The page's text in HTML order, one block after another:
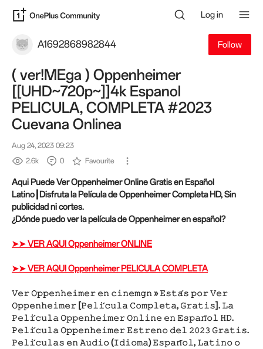
Log in
A1692868982844 Follow
( ver!MEga ) Oppenheimer
[[UHD~720p~]]4k Espanol
PELICULA, COMPLETA #2023
Cuevana Onlinea
Aug 24, 2023 09:23
2.6k
0 Favourite
Aqui Puede Ver Oppenheimer Online Gratis en Español
Latino┃Disfruta la Película de Oppenheimer Completa HD, Sin
publicidad ni cortes.
¿Dónde puedo ver la película de Oppenheimer en español?
➤➤ VER AQUI Oppenheimer ONLINE
➤➤ VER AQUI Oppenheimer PELICULA COMPLETA
𝚅𝚎𝚛 𝙾𝚙𝚙𝚎𝚗𝚑𝚎𝚒𝚖𝚎𝚛 𝚎𝚗 𝚌𝚒𝚗𝚎𝚖𝚐𝚗 » 𝙴𝚜𝚝𝚊́𝚜 𝚙𝚘𝚛 𝚅𝚎𝚛
𝙾𝚙𝚙𝚎𝚗𝚑𝚎𝚒𝚖𝚎𝚛 [𝙿𝚎𝚕𝚒́𝚌𝚞𝚕𝚊 𝙲𝚘𝚖𝚙𝚕𝚎𝚝𝚊, 𝙶𝚛𝚊𝚝𝚒𝚜]. 𝙻𝚊
𝙿𝚎𝚕𝚒́𝚌𝚞𝚕𝚊 𝙾𝚙𝚙𝚎𝚗𝚑𝚎𝚒𝚖𝚎𝚛 𝙾𝚗𝚕𝚒𝚗𝚎 𝚎𝚗 𝙴𝚜𝚙𝚊𝚗̃𝚘𝚕 𝙷𝙳.
𝙿𝚎𝚕𝚒́𝚌𝚞𝚕𝚊 𝙾𝚙𝚙𝚎𝚗𝚑𝚎𝚒𝚖𝚎𝚛 𝙴𝚜𝚝𝚛𝚎𝚗𝚘 𝚍𝚎𝚕 𝟸𝟶𝟸𝟹 𝙶𝚛𝚊𝚝𝚒𝚜.
𝙿𝚎𝚕𝚒́𝚌𝚞𝚕𝚊𝚜 𝚎𝚗 𝙰𝚞𝚍𝚒𝚘 (𝙸𝚍𝚒𝚘𝚖𝚊) 𝙴𝚜𝚙𝚊𝚗̃𝚘𝚕, 𝙻𝚊𝚝𝚒𝚗𝚘 𝚘